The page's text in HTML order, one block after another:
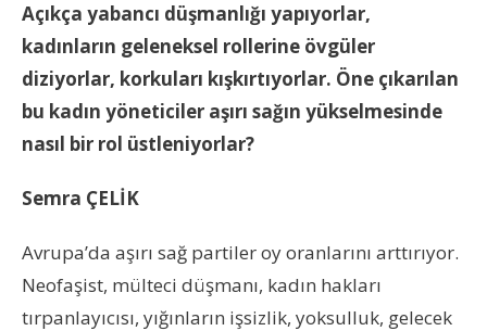
Açıkça yabancı düşmanlığı yapıyorlar,
kadınların geleneksel rollerine övgüler
diziyorlar, korkuları kışkırtıyorlar. Öne çıkarılan
bu kadın yöneticiler aşırı sağın yükselmesinde
nasıl bir rol üstleniyorlar?
Semra ÇELİK
Avrupa’da aşırı sağ partiler oy oranlarını arttırıyor.
Neofaşist, mülteci düşmanı, kadın hakları
tırpanlayıcısı, yığınların işsizlik, yoksulluk, gelecek